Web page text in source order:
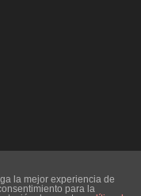
la mejor experiencia de
para la